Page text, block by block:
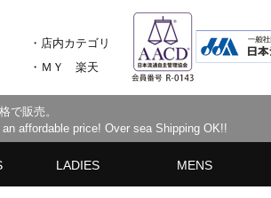
・店内カテゴリ
・ＭＹ 楽天
で販売。
affordable price! Over sea Shipping OK!!
LADIES MENS